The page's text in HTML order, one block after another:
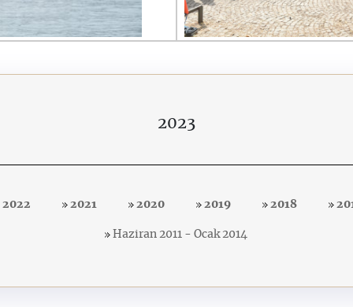
2023
2022 2021 2020 2019 2018
Haziran 2011 - Ocak 2014